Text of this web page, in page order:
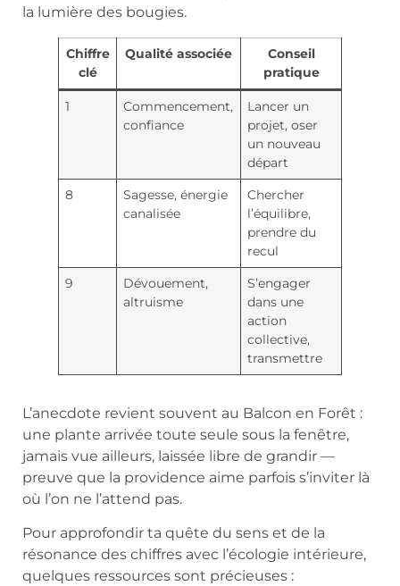
la lumière des bougies.
Chiffre
clé
Qualité associée
Conseil
pratique
1
Commencement,
confiance
Lancer un
projet, oser
un nouveau
départ
8
Sagesse, énergie
canalisée
Chercher
l’équilibre,
prendre du
recul
9
Dévouement,
altruisme
S’engager
dans une
action
collective,
transmettre
L’anecdote revient souvent au Balcon en Forêt :
une plante arrivée toute seule sous la fenêtre,
jamais vue ailleurs, laissée libre de grandir —
preuve que la providence aime parfois s’inviter là
où l’on ne l’attend pas.
Pour approfondir ta quête du sens et de la
résonance des chiffres avec l’écologie intérieure,
quelques ressources sont précieuses :